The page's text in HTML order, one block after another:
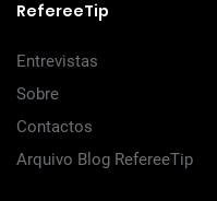
RefereeTip
Entrevistas
Sobre
Contactos
Arquivo Blog RefereeTip